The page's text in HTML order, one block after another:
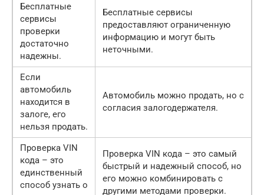
Бесплатные
сервисы
проверки
достаточно
надежны.
Бесплатные сервисы
предоставляют ограниченную
информацию и могут быть
неточными.
Если
автомобиль
находится в
залоге, его
нельзя продать.
Автомобиль можно продать, но с
согласия залогодержателя.
Проверка VIN
кода – это
единственный
способ узнать о
Проверка VIN кода – это самый
быстрый и надежный способ, но
его можно комбинировать с
другими методами проверки.